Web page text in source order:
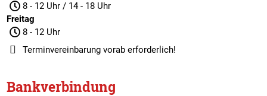
8 - 12 Uhr / 14 - 18 Uhr
Freitag
8 - 12 Uhr
Terminvereinbarungvorab erforderlich!
Bankverbindung